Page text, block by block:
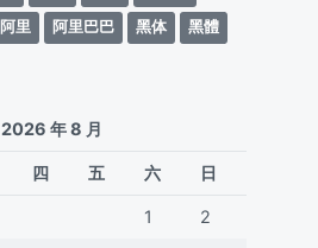
阿里 阿里巴巴 黑体 黑體
2026 年 8 月
四 五 六 日
1 2